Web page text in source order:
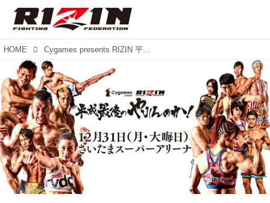
HOME Cygames presents RIZIN 平成最後のやれんのか！試合結果一覧